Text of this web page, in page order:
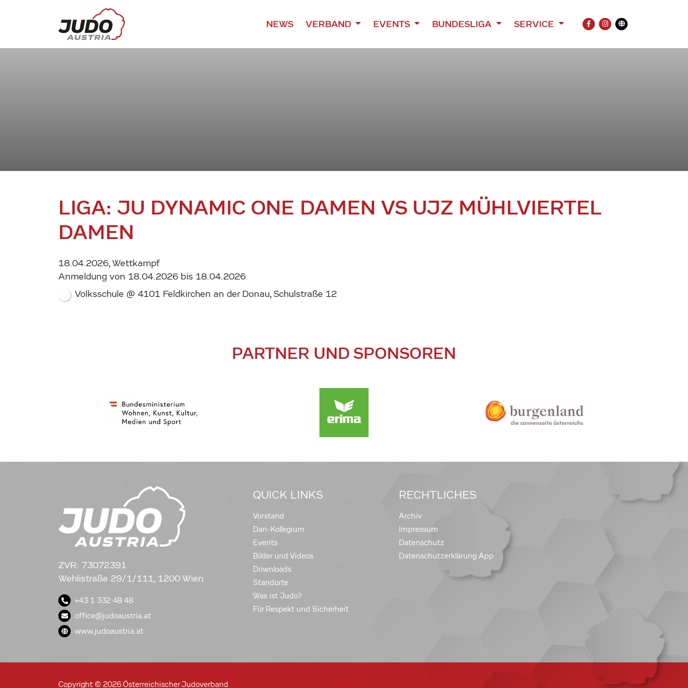
NEWS VERBAND EVENTS BUNDESLIGA SERVICE
FACEBOOK
INSTAGRAM
Übersetzung
LIGA: JU DYNAMIC ONE DAMEN VS UJZ MÜHLVIERTEL
DAMEN
18.04.2026, Wettkampf
Anmeldung von 18.04.2026 bis 18.04.2026
Volksschule @ 4101 Feldkirchen an der Donau, Schulstraße 12
PARTNER UND SPONSOREN
ZVR: 73072391
Wehlistraße 29/1/111, 1200 Wien
+43 1 332 48 48
office@judoaustria.at
www.judoaustria.at
QUICK LINKS
Vorstand
Dan-Kollegium
Events
Bilder und Videos
Downloads
Standorte
Was ist Judo?
Für Respekt und Sicherheit
RECHTLICHES
Archiv
Impressum
Datenschutz
Datenschutzerklärung App
Copyright © 2026 Österreichischer Judoverband